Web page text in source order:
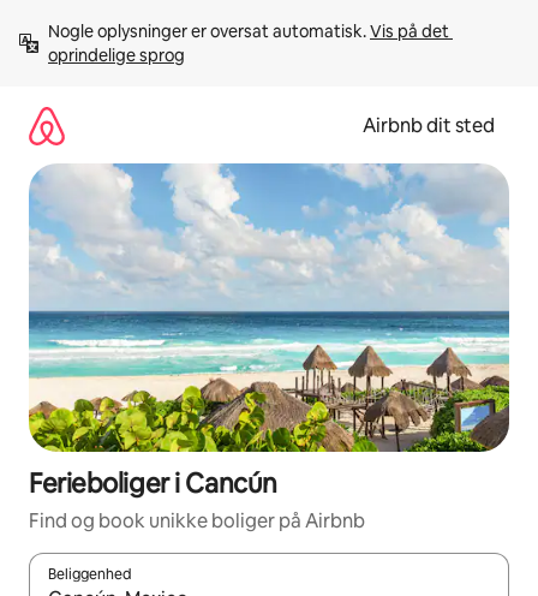
videre
Nogle oplysninger er oversat automatisk. Vis på det
oprindelige sprog
Airbnb dit sted
Ferieboliger i Cancún
Find og book unikke boliger på Airbnb
Beliggenhed